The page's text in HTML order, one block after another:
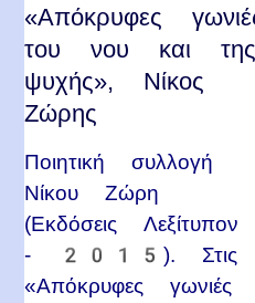
«Απόκρυφες
του νου και της
ψυχής», Νίκος
Ζώρης
Ποιητική συλλογή
Νίκου Ζώρη
(Εκδόσεις Λεξίτυπον
- 2015). Στις
«Απόκρυφες γωνιές